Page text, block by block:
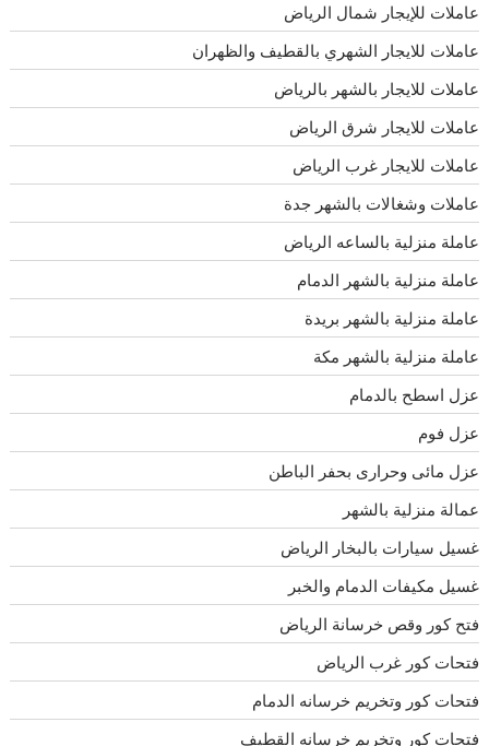
عاملات للإيجار شمال الرياض
عاملات للايجار الشهري بالقطيف والظهران
عاملات للايجار بالشهر بالرياض
عاملات للايجار شرق الرياض
عاملات للايجار غرب الرياض
عاملات وشغالات بالشهر جدة
عاملة منزلية بالساعه الرياض
عاملة منزلية بالشهر الدمام
عاملة منزلية بالشهر بريدة
عاملة منزلية بالشهر مكة
عزل اسطح بالدمام
عزل فوم
عزل مائى وحرارى بحفر الباطن
عمالة منزلية بالشهر
غسيل سيارات بالبخار الرياض
غسيل مكيفات الدمام والخبر
فتح كور وقص خرسانة الرياض
فتحات كور غرب الرياض
فتحات كور وتخريم خرسانه الدمام
فتحات كور وتخريم خرسانه القطيف